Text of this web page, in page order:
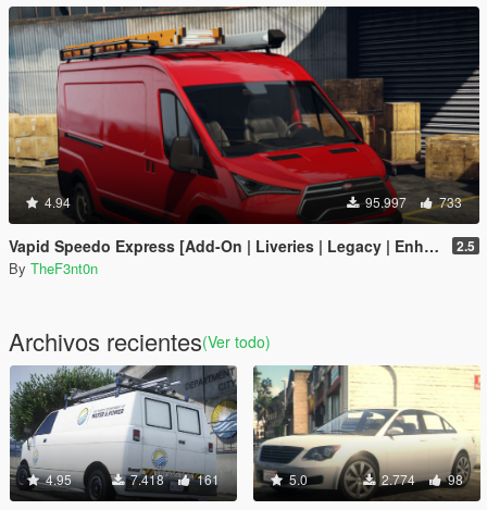
4.94 95.997 733
Vapid Speedo Express [Add-On | Liveries | Legacy | Enhanced] 2.5
By TheF3nt0n
Archivos recientes(Ver todo)
4.95 7.418 161 5.0 2.774 98